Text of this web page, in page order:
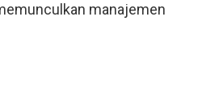
manajemen